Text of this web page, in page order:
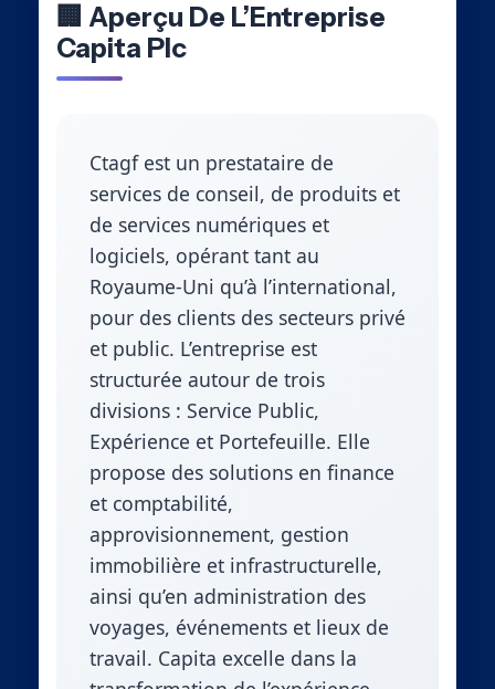
🏢 Aperçu De L’Entreprise
Capita Plc
Ctagf est un prestataire de
services de conseil, de produits et
de services numériques et
logiciels, opérant tant au
Royaume-Uni qu’à l’international,
pour des clients des secteurs privé
et public. L’entreprise est
structurée autour de trois
divisions : Service Public,
Expérience et Portefeuille. Elle
propose des solutions en finance
et comptabilité,
approvisionnement, gestion
immobilière et infrastructurelle,
ainsi qu’en administration des
voyages, événements et lieux de
travail. Capita excelle dans la